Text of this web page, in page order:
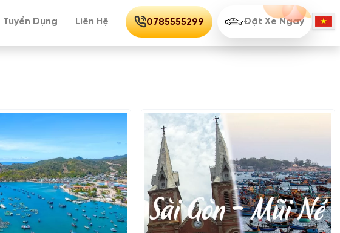
Tuyển Dụng Liên Hệ 0785555299 Đặt Xe Ngay